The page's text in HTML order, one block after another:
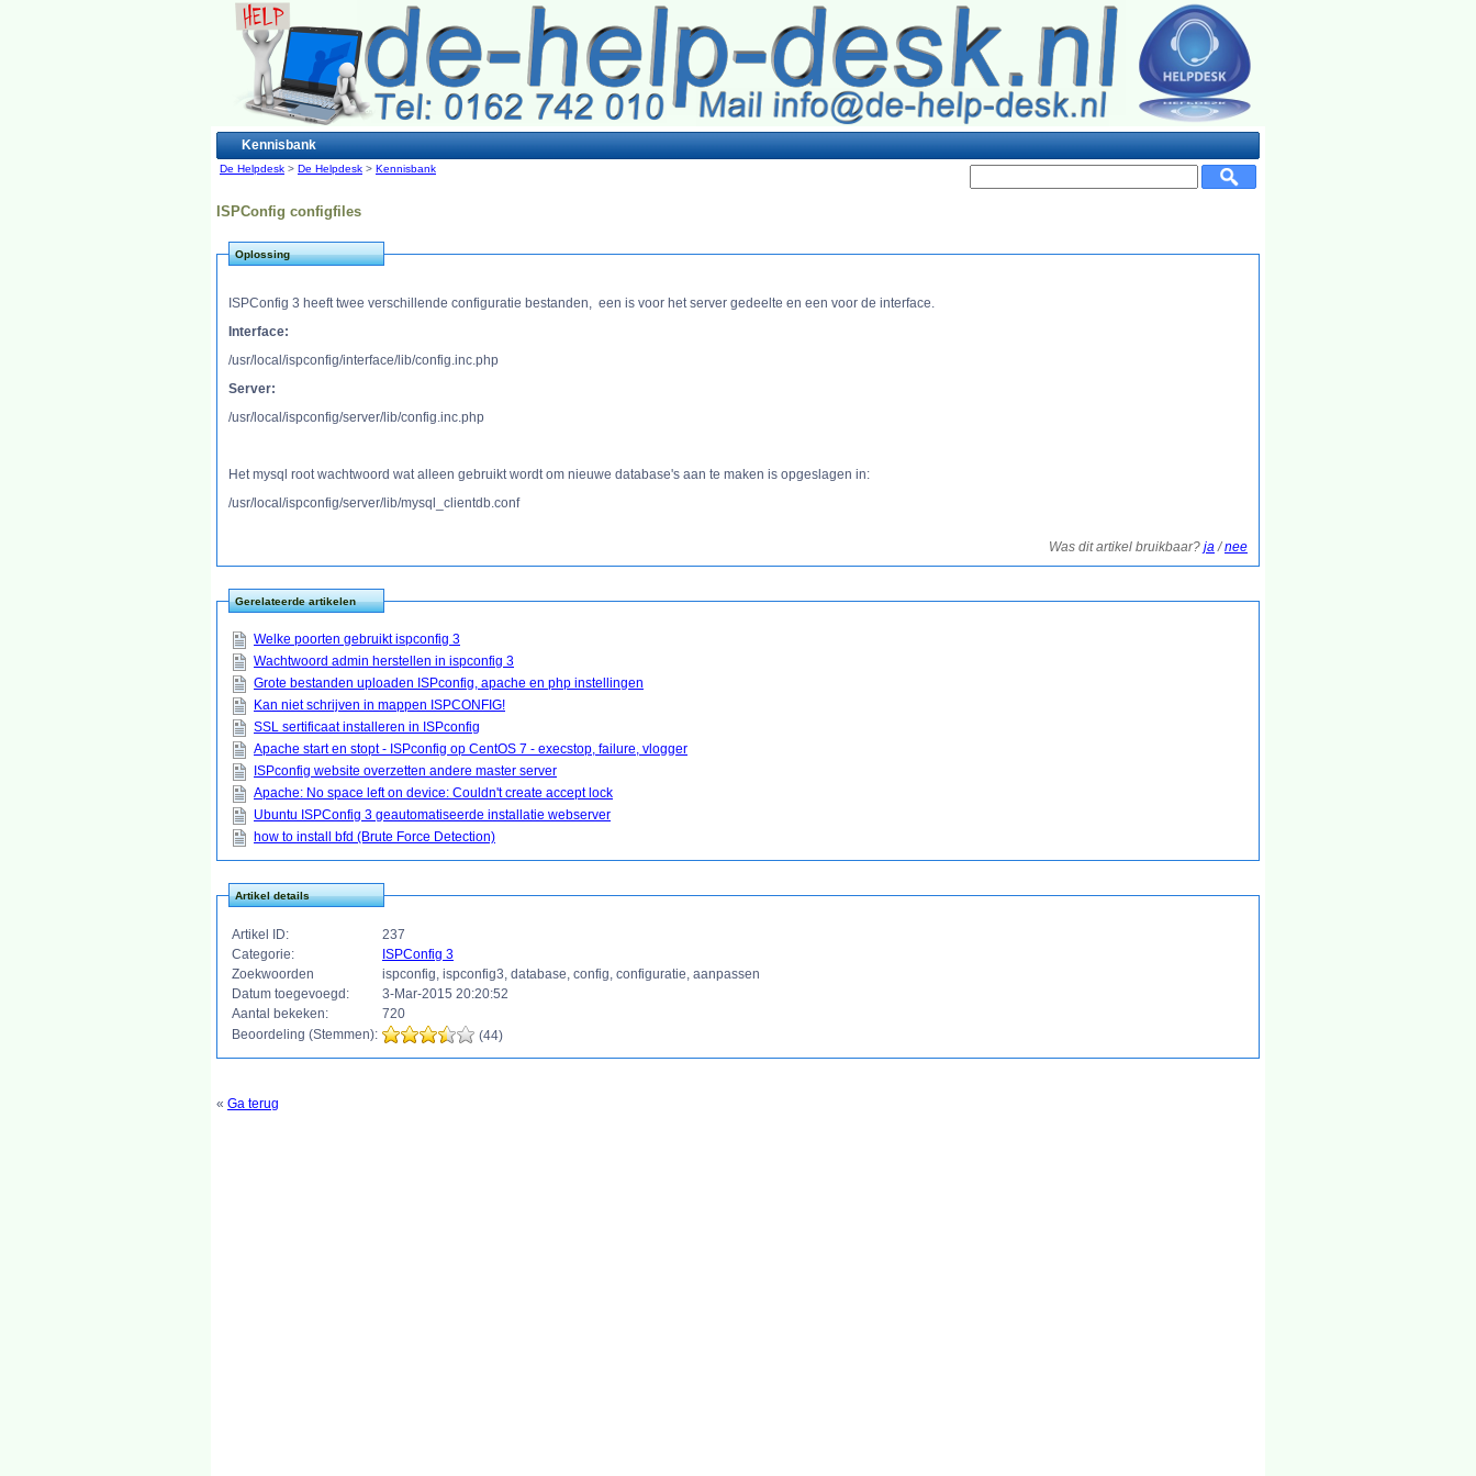
Kennisbank
De Helpdesk > De Helpdesk > Kennisbank
ISPConfig configfiles
Oplossing
ISPConfig 3 heeft twee verschillende configuratie bestanden, een is voor het server gedeelte en een voor de interface.
Interface:
/usr/local/ispconfig/interface/lib/config.inc.php
Server:
/usr/local/ispconfig/server/lib/config.inc.php
Het mysql root wachtwoord wat alleen gebruikt wordt om nieuwe database's aan te maken is opgeslagen in:
/usr/local/ispconfig/server/lib/mysql_clientdb.conf
Was dit artikel bruikbaar? ja/nee
Gerelateerde artikelen
Welke poorten gebruikt ispconfig 3
Wachtwoord admin herstellen in ispconfig 3
Grote bestanden uploaden ISPconfig, apache en php instellingen
Kan niet schrijven in mappen ISPCONFIG!
SSL sertificaat installeren in ISPconfig
Apache start en stopt - ISPconfig op CentOS 7 - execstop, failure, vlogger
ISPconfig website overzetten andere master server
Apache: No space left on device: Couldn't create accept lock
Ubuntu ISPConfig 3 geautomatiseerde installatie webserver
how to install bfd (Brute Force Detection)
Artikel details
Artikel ID:
237
Categorie:
ISPConfig 3
Zoekwoorden
ispconfig, ispconfig3, database, config, configuratie, aanpassen
Datum toegevoegd:
3-Mar-2015 20:20:52
Aantal bekeken:
720
Beoordeling (Stemmen):
(44)
« Ga terug